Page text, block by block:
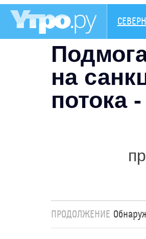
на
потока
ПРОДОЛЖЕНИЕ